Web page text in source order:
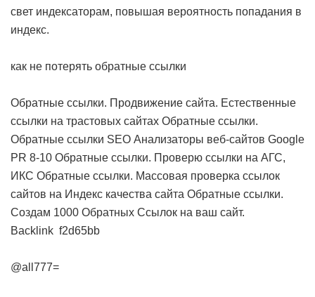
свет индексаторам, повышая вероятность попадания в
индекс.
как не потерять обратные ссылки
Обратные ссылки. Продвижение сайта. Естественные
ссылки на трастовых сайтах Обратные ссылки.
Обратные ссылки SEO Анализаторы веб-сайтов Google
PR 8-10 Обратные ссылки. Проверю ссылки на АГС,
ИКС Обратные ссылки. Массовая проверка ссылок
сайтов на Индекс качества сайта Обратные ссылки.
Создам 1000 Обратных Ссылок на ваш сайт.
Backlink f2d65bb
@all777=